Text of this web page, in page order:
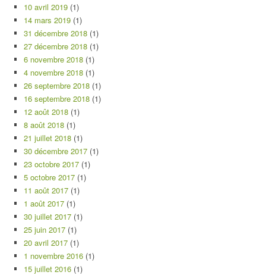
10 avril 2019 (1)
14 mars 2019 (1)
31 décembre 2018 (1)
27 décembre 2018 (1)
6 novembre 2018 (1)
4 novembre 2018 (1)
26 septembre 2018 (1)
16 septembre 2018 (1)
12 août 2018 (1)
8 août 2018 (1)
21 juillet 2018 (1)
30 décembre 2017 (1)
23 octobre 2017 (1)
5 octobre 2017 (1)
11 août 2017 (1)
1 août 2017 (1)
30 juillet 2017 (1)
25 juin 2017 (1)
20 avril 2017 (1)
1 novembre 2016 (1)
15 juillet 2016 (1)